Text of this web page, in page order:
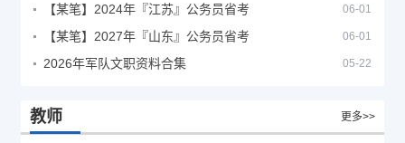
【某笔】2024年『江苏』公务员省考 06-01
【某笔】2027年『山东』公务员省考 06-01
2026年军队文职资料合集 05-22
教师 更多>>